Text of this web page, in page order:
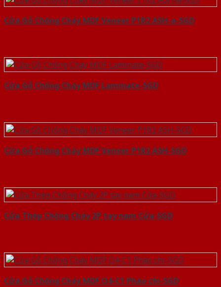
Cửa Gỗ Chống Cháy MDF Veneer P1R2 ASH-a-SGD
Cửa Gỗ Chống Cháy MDF Laminate-SGD
Cửa Gỗ Chống Cháy MDF Veneer P1R2 ASH-SGD
Cửa Thép Chống Cháy 2P tay nam Cửa-SGD
Cửa Gỗ Chống Cháy MDF O4-C1 Phào chi-SGD